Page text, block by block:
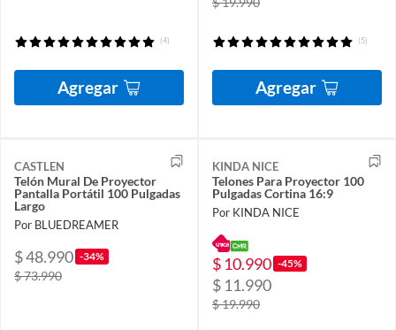
(4)
Agregar
(5)
Agregar
CASTLEN
Telón Mural De Proyector
Pantalla Portátil 100 Pulgadas
Largo
Por BLUEDREAMER
$ 48.990 -34%
$ 73.990
KINDA NICE
Telones Para Proyector 100
Pulgadas Cortina 16:9
Por KINDA NICE
$ 10.990 -45%
$ 11.990
$ 19.990